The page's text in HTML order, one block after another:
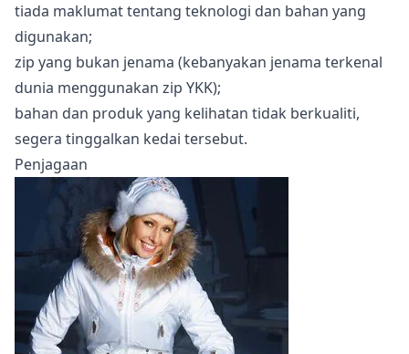
tiada maklumat tentang teknologi dan bahan yang
digunakan;
zip yang bukan jenama (kebanyakan jenama terkenal
dunia menggunakan zip YKK);
bahan dan produk yang kelihatan tidak berkualiti,
segera tinggalkan kedai tersebut.
Penjagaan